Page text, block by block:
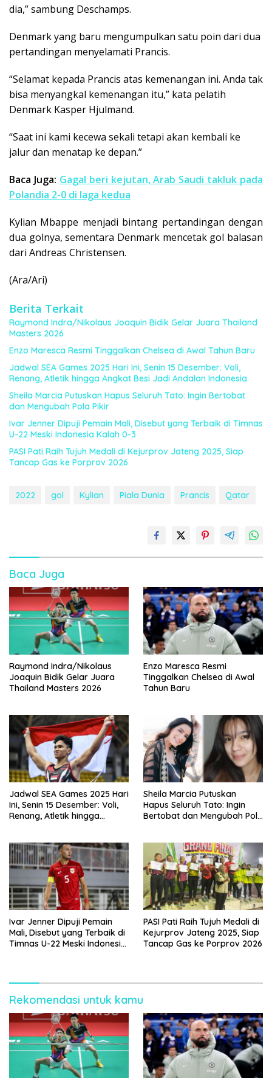
dia,” sambung Deschamps.
Denmark yang baru mengumpulkan satu poin dari dua
pertandingan menyelamati Prancis.
“Selamat kepada Prancis atas kemenangan ini. Anda tak
bisa menyangkal kemenangan itu,” kata pelatih
Denmark Kasper Hjulmand.
“Saat ini kami kecewa sekali tetapi akan kembali ke
jalur dan menatap ke depan.”
Baca Juga: Gagal beri kejutan, Arab Saudi takluk pada
Polandia 2-0 di laga kedua
Kylian Mbappe menjadi bintang pertandingan dengan
dua golnya, sementara Denmark mencetak gol balasan
dari Andreas Christensen.
(Ara/Ari)
Berita Terkait
Raymond Indra/Nikolaus Joaquin Bidik Gelar Juara Thailand
Masters 2026
Enzo Maresca Resmi Tinggalkan Chelsea di Awal Tahun Baru
Jadwal SEA Games 2025 Hari Ini, Senin 15 Desember: Voli,
Renang, Atletik hingga Angkat Besi Jadi Andalan Indonesia
Sheila Marcia Putuskan Hapus Seluruh Tato: Ingin Bertobat
dan Mengubah Pola Pikir
Ivar Jenner Dipuji Pemain Mali, Disebut yang Terbaik di Timnas
U-22 Meski Indonesia Kalah 0-3
PASI Pati Raih Tujuh Medali di Kejurprov Jateng 2025, Siap
Tancap Gas ke Porprov 2026
2022 gol Kylian Piala Dunia Prancis Qatar
Baca Juga
Raymond Indra/Nikolaus
Joaquin Bidik Gelar Juara
Thailand Masters 2026
Enzo Maresca Resmi
Tinggalkan Chelsea di Awal
Tahun Baru
Jadwal SEA Games 2025 Hari
Ini, Senin 15 Desember: Voli,
Renang, Atletik hingga
Sheila Marcia Putuskan
Hapus Seluruh Tato: Ingin
Bertobat dan Mengubah Pola
Ivar Jenner Dipuji Pemain
Mali, Disebut yang Terbaik di
Timnas U-22 Meski Indonesia
PASI Pati Raih Tujuh Medali di
Kejurprov Jateng 2025, Siap
Tancap Gas ke Porprov 2026
Rekomendasi untuk kamu